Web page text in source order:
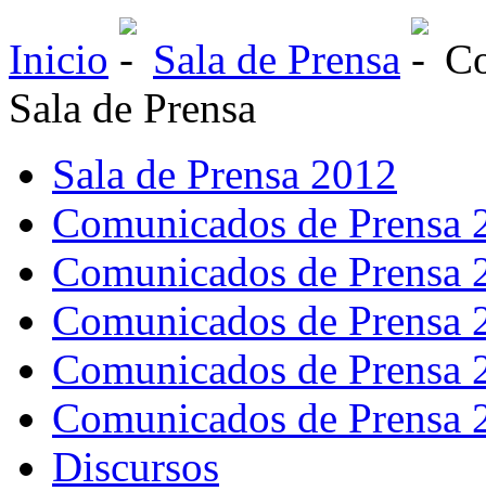
Inicio
Sala de Prensa
Sala de Prensa
Sala de Prensa 2012
Comunicados de Prensa
Comunicados de Prensa
Comunicados de Prensa
Comunicados de Prensa
Comunicados de Prensa
Discursos